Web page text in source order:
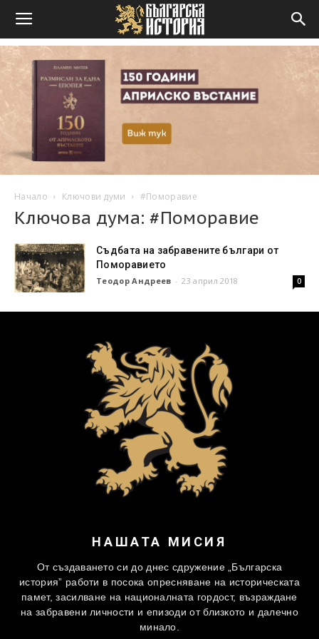
Начало Ключови думи #Поморавие
Ключова дума: #Поморавие
Съдбата на забравените българи от
Поморавието
Теодор Андреев - 23 април 2018 0
НАШАТА МИСИЯ
От създаването си до днес сдружение „Българска
история” работи в посока опресняване на историческата
памет, засилване на националната гордост, възраждане
на забравени личности и епизоди от близкото и далечно
минало.